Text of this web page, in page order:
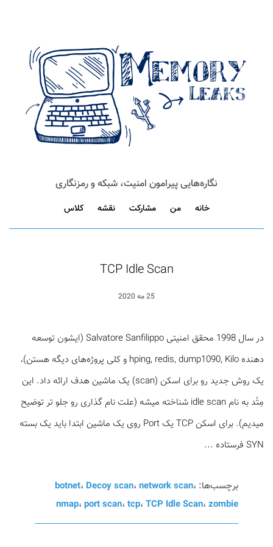
نگاره‌هایی پیرامون امنیت، شبکه و رمزنگاری
خانه من مشارکت نقشه کلاس
TCP Idle Scan
25 مه 2020
در سال 1998 محقق امنیتی Salvatore Sanfilippo (ایشون توسعه
دهنده hping, redis, dump1090, Kilo و کلی پروژه‌های دیگه هستن)،
یک روش جدید رو برای اسکن (scan) یک ماشین هدف ارائه داد. این
مِتُد به نام idle scan شناخته میشه (علت نام گذاری رو جلو تر توضیح
میدیم). برای اسکن TCP یک Port روی یک ماشین ابتدا باید یک بسته
SYN فرستاده ...
برچسب‌ها: botnet، Decoy scan،network scan،
nmap،port scan،tcp،TCP Idle Scan،zombie